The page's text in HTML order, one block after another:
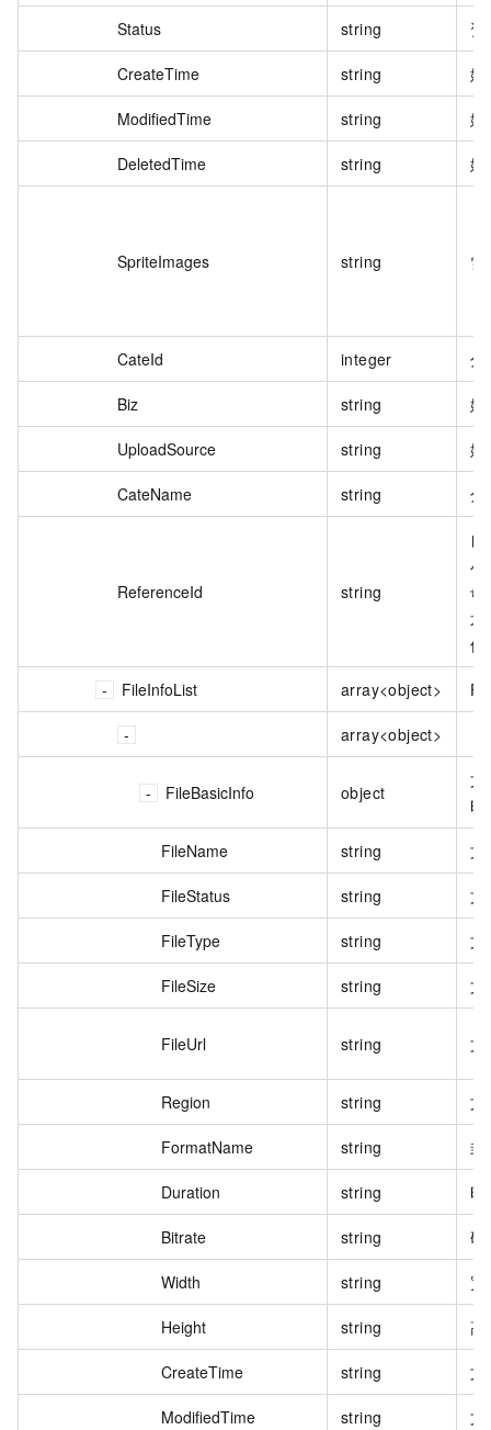
Status string 资
CreateTime string 媒
ModifiedTime string 媒
DeletedTime string 媒
SpriteImages string 雪
CateId integer 分
Biz string 媒
UploadSource string 媒
CateName string 分
ReferenceId string
小
母
划
位
FileInfoList array<object>
array<object>
FileBasicInfo object
文
时
FileName string 文
FileStatus string 文
FileType string 文
FileSize string 文
FileUrl string 文
Region string 文
FormatName string 封
Duration string 时
Bitrate string 码
Width string 宽
Height string 高
CreateTime string 文
ModifiedTime string 文